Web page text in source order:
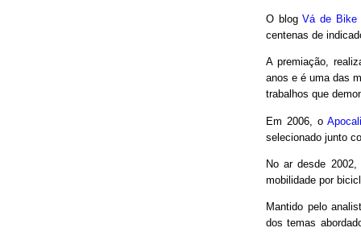
O blogVá de Bike
centenas de
A premiação,
anos e é uma das
trabalhos que
Em 2006, o
selecionado junto
No ar desde
mobilidade por
Mantido pelo
dos temas